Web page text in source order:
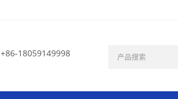
+86-18059149998